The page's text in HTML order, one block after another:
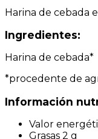
Harina de cebada
Ingredientes:
Harina de cebada*
*procedente de
Información
Valor
Grasas 2 g